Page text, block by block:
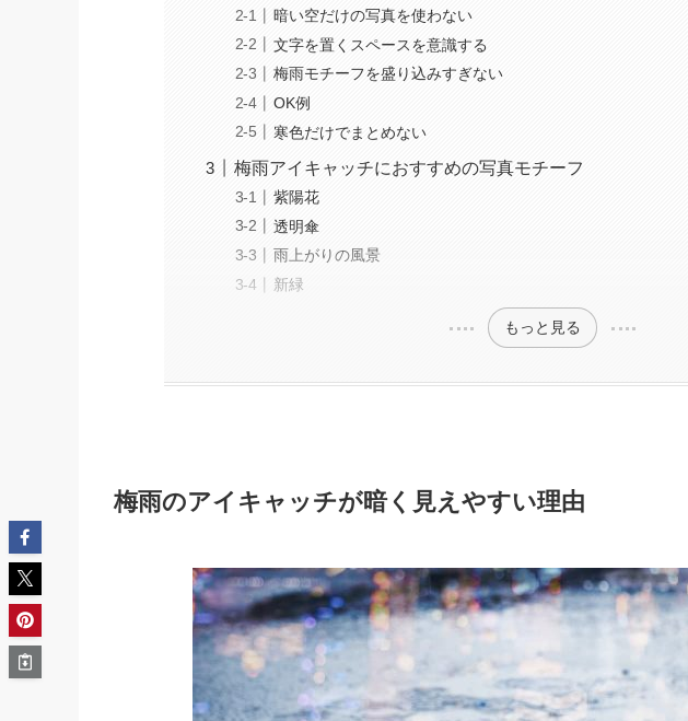
暗い空だけの写真を使わない
文字を置くスペースを意識する
梅雨モチーフを盛り込みすぎない
OK例
寒色だけでまとめない
梅雨アイキャッチにおすすめの写真モチーフ
紫陽花
透明傘
雨上がりの風景
新緑
もっと見る
梅雨のアイキャッチが暗く見えやすい理由